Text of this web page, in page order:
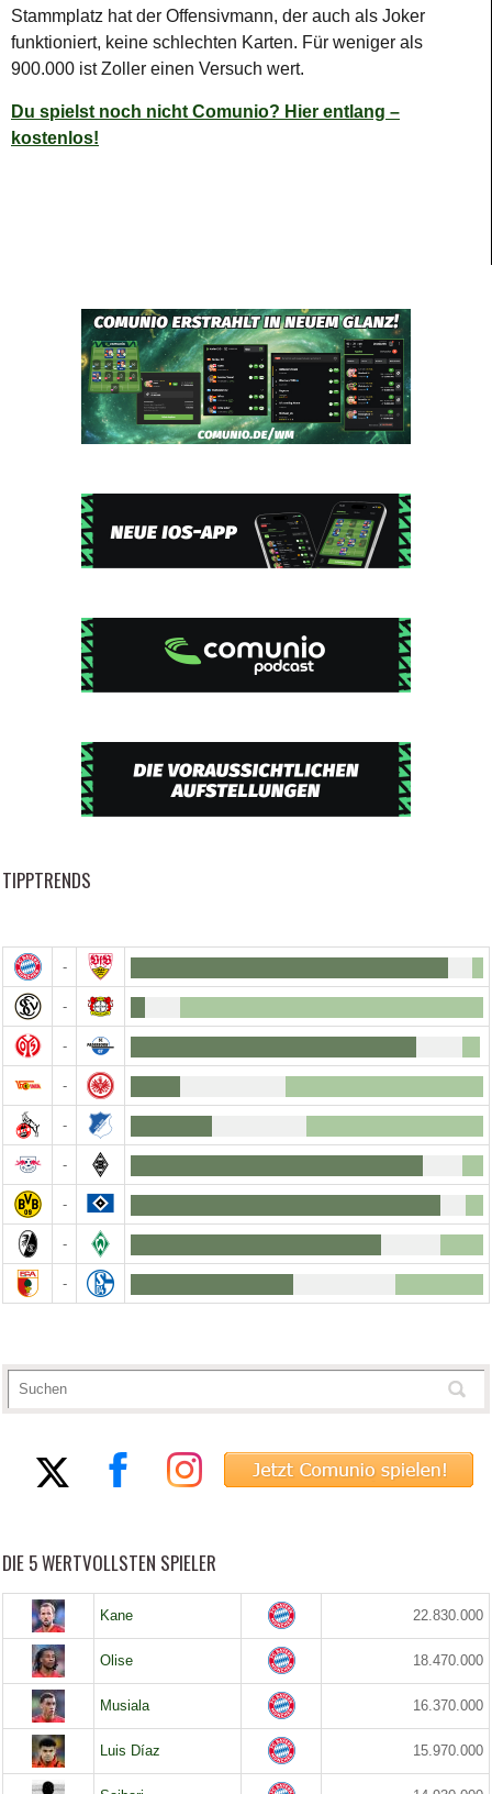
Stammplatz hat der Offensivmann, der auch als Joker
funktioniert, keine schlechten Karten. Für weniger als
900.000 ist Zoller einen Versuch wert.
Du spielst noch nicht Comunio? Hier entlang –
kostenlos!
TIPPTRENDS
-
-
-
-
-
-
-
-
-
DIE 5 WERTVOLLSTEN SPIELER
Kane 22.830.000
Olise 18.470.000
Musiala 16.370.000
Luis Díaz 15.970.000